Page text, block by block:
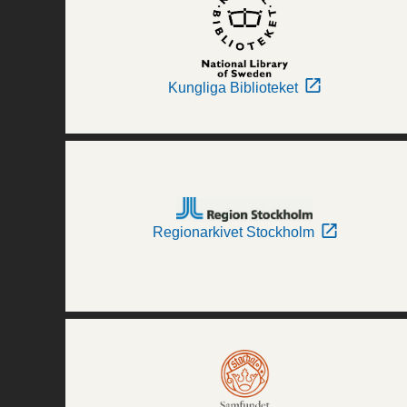
Kungliga Biblioteket
Regionarkivet Stockholm